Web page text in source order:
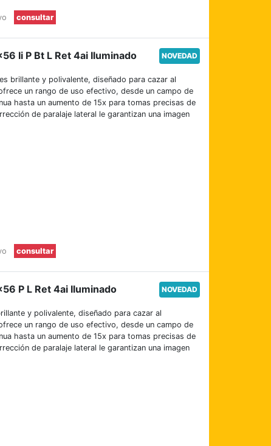
consultar
Ii P Bt L Ret 4ai Iluminado NOVEDAD
brillante y polivalente, diseñado para cazar al
un rango de uso efectivo, desde un campo de
hasta un aumento de 15x para tomas precisas de
de paralaje lateral le garantizan una imagen
consultar
P L Ret 4ai Iluminado NOVEDAD
y polivalente, diseñado para cazar al
un rango de uso efectivo, desde un campo de
hasta un aumento de 15x para tomas precisas de
de paralaje lateral le garantizan una imagen